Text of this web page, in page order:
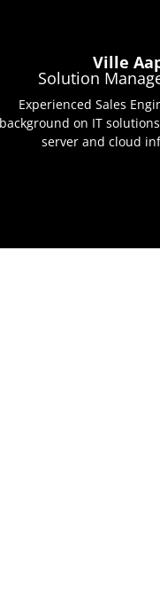
Ville
Solution
Experienced Sales
background on IT
server and cloud